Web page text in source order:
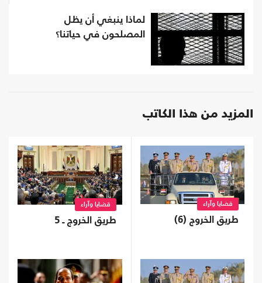
لماذا ينبغي أن يظل
المصلحون في حياتنا؟
المزيد من هذا الكاتب
قضايا وآراء
طريق الخروج (6)
قضايا وآراء
طريق الخروج ـ 5